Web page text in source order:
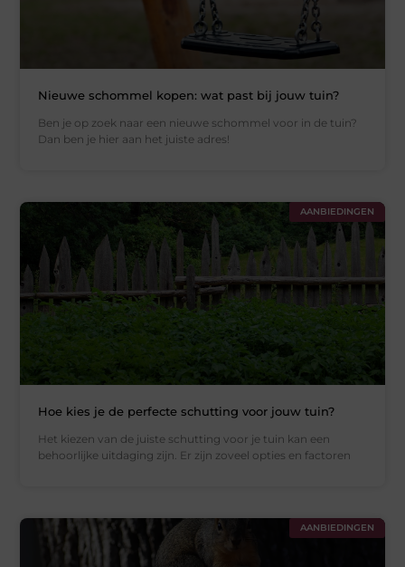
Nieuwe schommel kopen: wat past bij jouw tuin?
Ben je op zoek naar een nieuwe schommel voor in de tuin?
Dan ben je hier aan het juiste adres!
AANBIEDINGEN
Hoe kies je de perfecte schutting voor jouw tuin?
Het kiezen van de juiste schutting voor je tuin kan een
behoorlijke uitdaging zijn. Er zijn zoveel opties en factoren
AANBIEDINGEN